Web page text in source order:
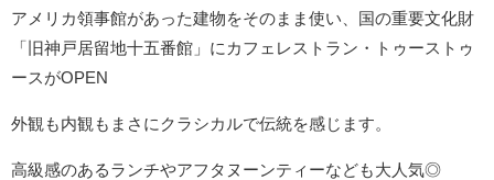
アメリカ領事館があった建物をそのまま使い、国の重要文化財
「旧神戸居留地十五番館」にカフェレストラン・トゥーストゥ
ースがOPEN
外観も内観もまさにクラシカルで伝統を感じます。
高級感のあるランチやアフタヌーンティーなども大人気◎